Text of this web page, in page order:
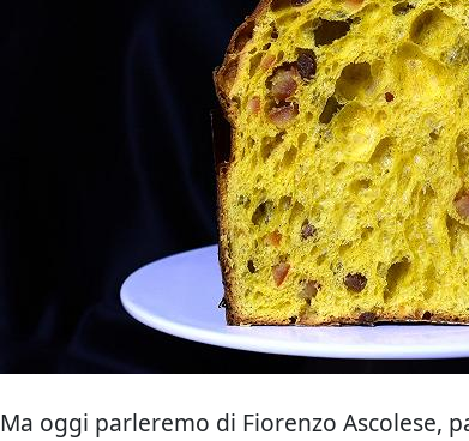
Ma oggi parleremo di Fiorenzo Ascolese,